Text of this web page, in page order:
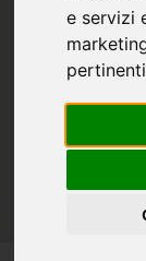
e servizi